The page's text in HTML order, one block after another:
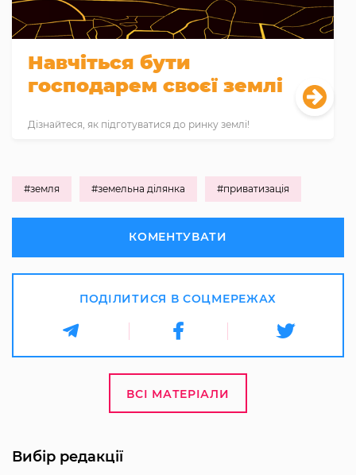
Навчіться бути
господарем своєї землі
Дізнайтеся, як підготуватися до ринку землі!
#земля #земельна ділянка #приватизація
КОМЕНТУВАТИ
ПОДІЛИТИСЯ В СОЦМЕРЕЖАХ
ВСІ МАТЕРІАЛИ
Вибір редакції